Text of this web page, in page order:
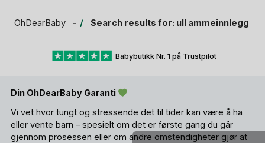
OhDearBaby Search results for: ull ammeinnlegg
Babybutikk Nr. 1 på Trustpilot
Din OhDearBaby Garanti
Vi vet hvor tungt og stressende det til tider kan være å ha
eller vente barn – spesielt om det er første gang du går
gjennom prosessen eller om andre omstendigheter gjør at